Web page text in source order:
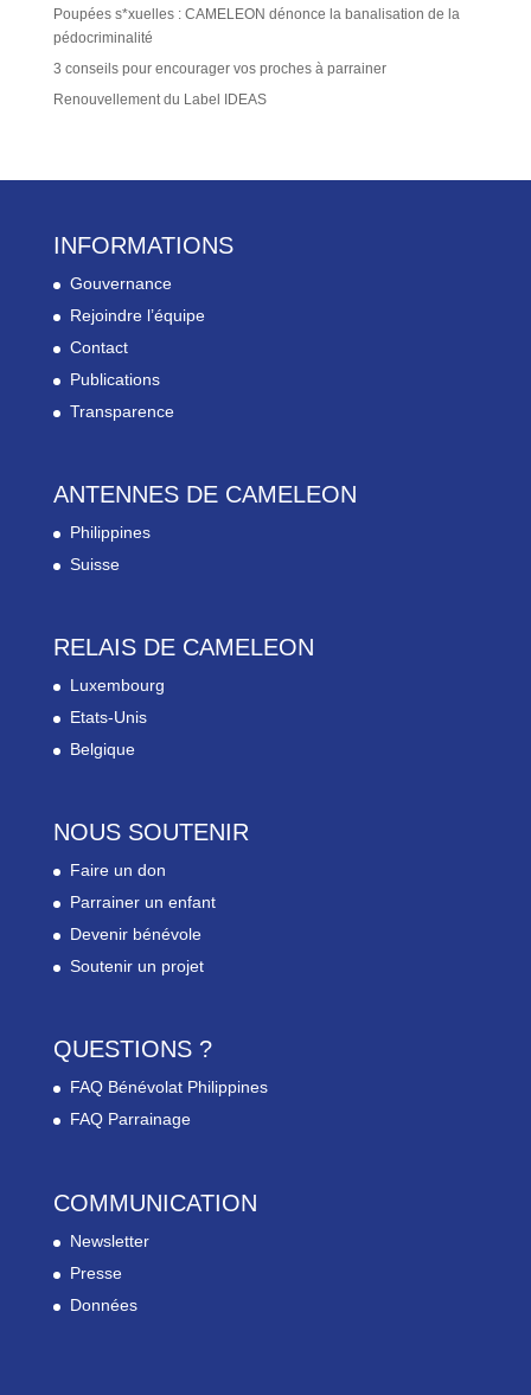
Poupées s*xuelles : CAMELEON dénonce la banalisation de la
pédocriminalité
3 conseils pour encourager vos proches à parrainer
Renouvellement du Label IDEAS
INFORMATIONS
Gouvernance
Rejoindre l’équipe
Contact
Publications
Transparence
ANTENNES DE CAMELEON
Philippines
Suisse
RELAIS DE CAMELEON
Luxembourg
Etats-Unis
Belgique
NOUS SOUTENIR
Faire un don
Parrainer un enfant
Devenir bénévole
Soutenir un projet
QUESTIONS ?
FAQ Bénévolat Philippines
FAQ Parrainage
COMMUNICATION
Newsletter
Presse
Données